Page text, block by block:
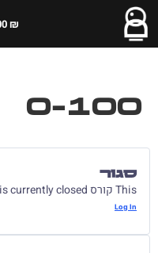
₪
0-100
סגור
This קורס is currently closed
Log In